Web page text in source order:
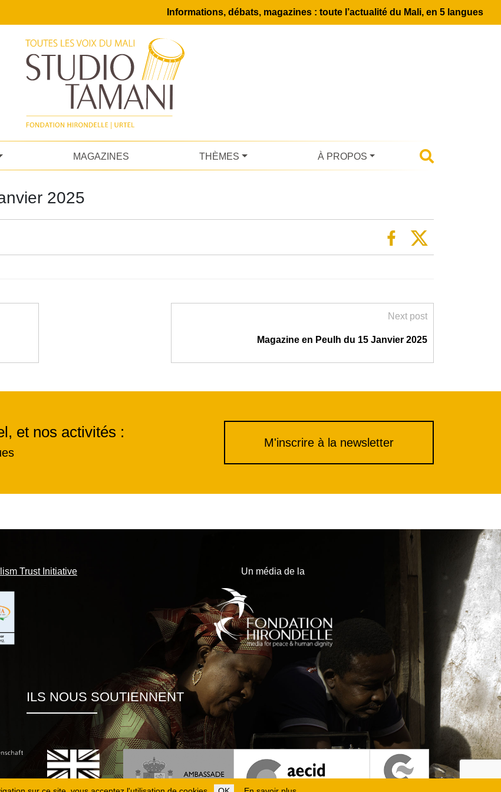
Informations, débats, magazines : toute l’actualité du Mali, en 5 langues
MAGAZINES THÈMES À PROPOS
2025
Next post
Magazine en Peulh du 15 Janvier 2025
et nos activités :
M'inscrire à la newsletter
Trust Initiative Un média de la
ILS NOUS SOUTIENNENT